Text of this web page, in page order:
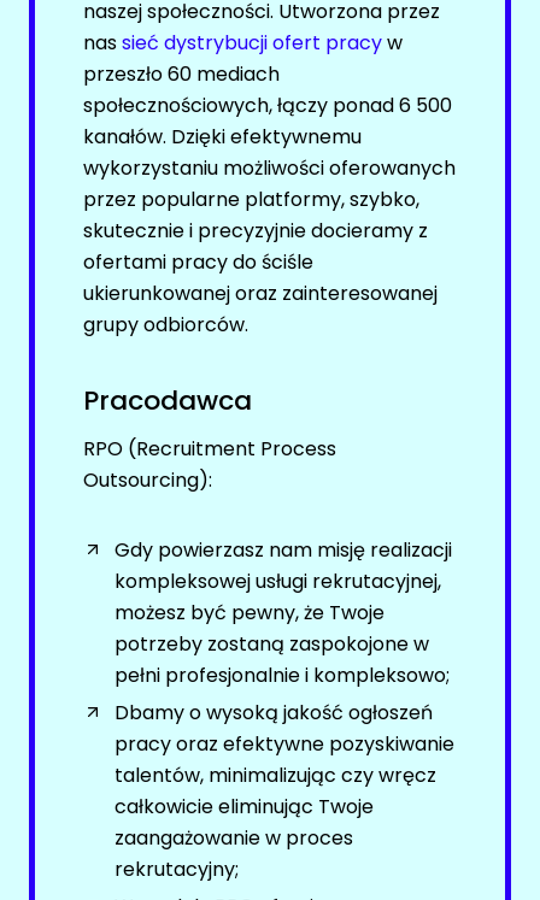
Kanały social media
Newsletter
PR (PUBLIC RELATIONS)
Oferty pracy
Kanały social media
Newsletter
PRODUKCJA / PRZEMYSŁ
Kanały social media
RYNKI KAPITAŁOWE
Oferty pracy
Kanały social media
Newsletter
SPORT / REKREACJA
Kanały social media
Newsletter
TELEKOMUNIKACJA
Newsletter
JĘZYKI OBCE (FOREIGN LANGUAGES)
Facebook
LinkedIn
Discord
Kanały kategorii
Kanały ogólne
Newsletter
Facebook
LinkedIn
Kanały kategorii
Kanały ogólne
Newsletter
KSIĘGOWOŚĆ FUNDUSZY
Kanały kategorii
Kanały ogólne
naszej społeczności. Utworzona przez
nassieć dystrybucji ofert pracyw
przeszło 60 mediach
społecznościowych, łączy ponad 6 500
kanałów. Dzięki efektywnemu
wykorzystaniu możliwości oferowanych
przez popularne platformy, szybko,
skutecznie i precyzyjnie docieramy z
ofertami pracy do ściśle
ukierunkowanej oraz zainteresowanej
grupy odbiorców.
Pracodawca
RPO (Recruitment Process
Outsourcing):
Gdy powierzasz nam misję realizacji
kompleksowej usługi rekrutacyjnej,
możesz być pewny, że Twoje
potrzeby zostaną zaspokojone w
pełni profesjonalnie i kompleksowo;
Dbamy o wysoką jakość ogłoszeń
pracy oraz efektywne pozyskiwanie
talentów, minimalizując czy wręcz
całkowicie eliminując Twoje
zaangażowanie w proces
rekrutacyjny;